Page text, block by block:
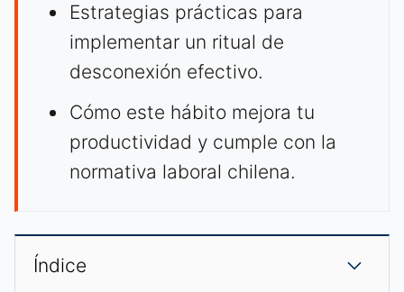
Estrategias prácticas para
implementar un ritual de
desconexión efectivo.
Cómo este hábito mejora tu
productividad y cumple con la
normativa laboral chilena.
Índice